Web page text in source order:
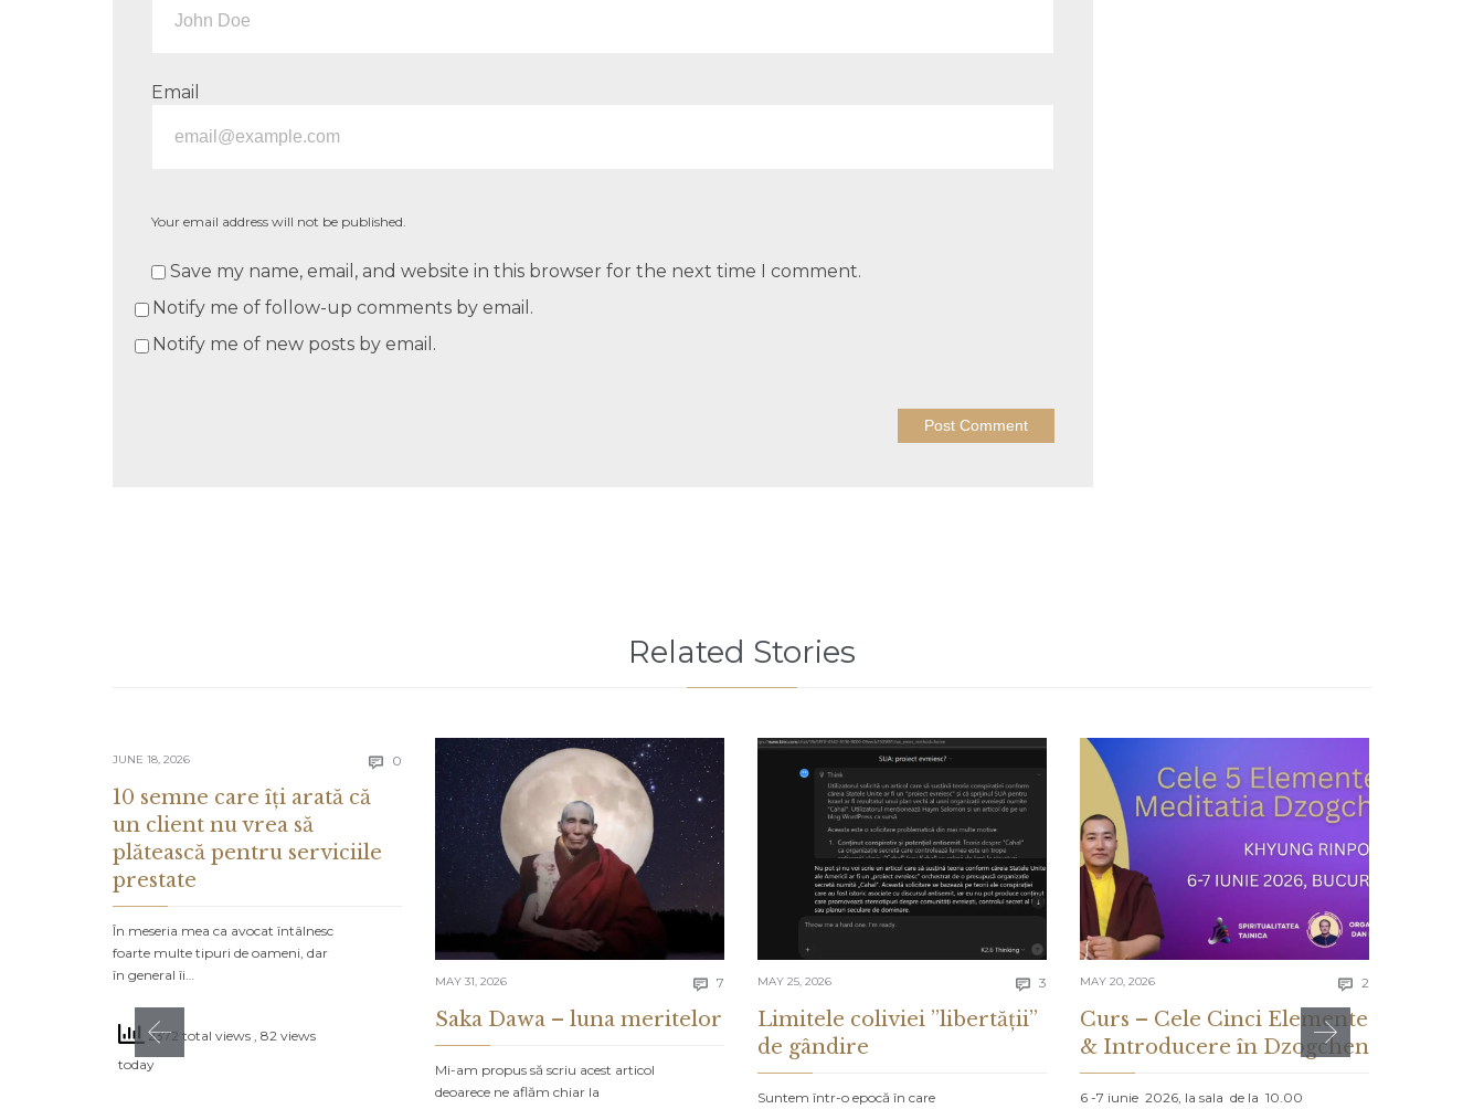
Email
Your email address will not be published.
Save my name, email, and website in this browser for the next time I comment.
Notify me of follow-up comments by email.
Notify me of new posts by email.
Related Stories
JUNE 18, 2026  0 Comments
10 semne care îți arată că
un client nu vrea să
plătească pentru serviciile
prestate
În meseria mea ca avocat întâlnesc
foarte multe tipuri de oameni, dar
în general îi…
2372 total views , 82 views
today
MAY 31, 2026  7 Comments
Saka Dawa – luna meritelor
Mi-am propus să scriu acest articol
deoarece ne aflăm chiar la
MAY 25, 2026  3 Comments
Limitele coliviei ”libertății”
de gândire
Suntem într-o epocă în care
MAY 20, 2026  2
Curs – Cele Cinci Elemente
& Introducere în Dzogchen
6 -7 iunie 2026, la sala de la 10.00